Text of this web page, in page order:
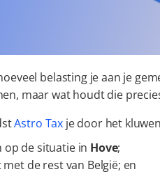
belasting je aan je
maar wat houdt die
Astro Tax je door het
op de situatie in Hove;
de rest van België; en